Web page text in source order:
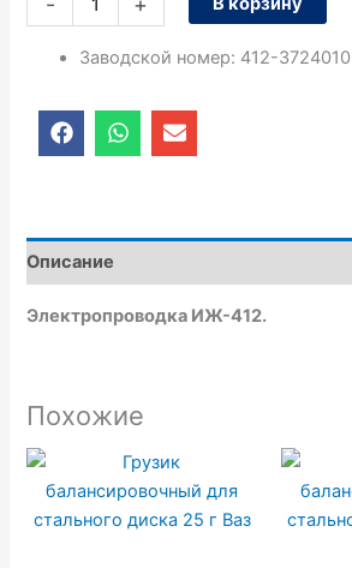
Заводской номер: 412-3724010
F
a
o
o
k
W
h
a
p
E
n
o
e
Описание
Электропроводка ИЖ-412.
Похожие